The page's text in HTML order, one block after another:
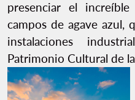
presenciar el
campos de agave azul,
instalaciones
Patrimonio Cultural de